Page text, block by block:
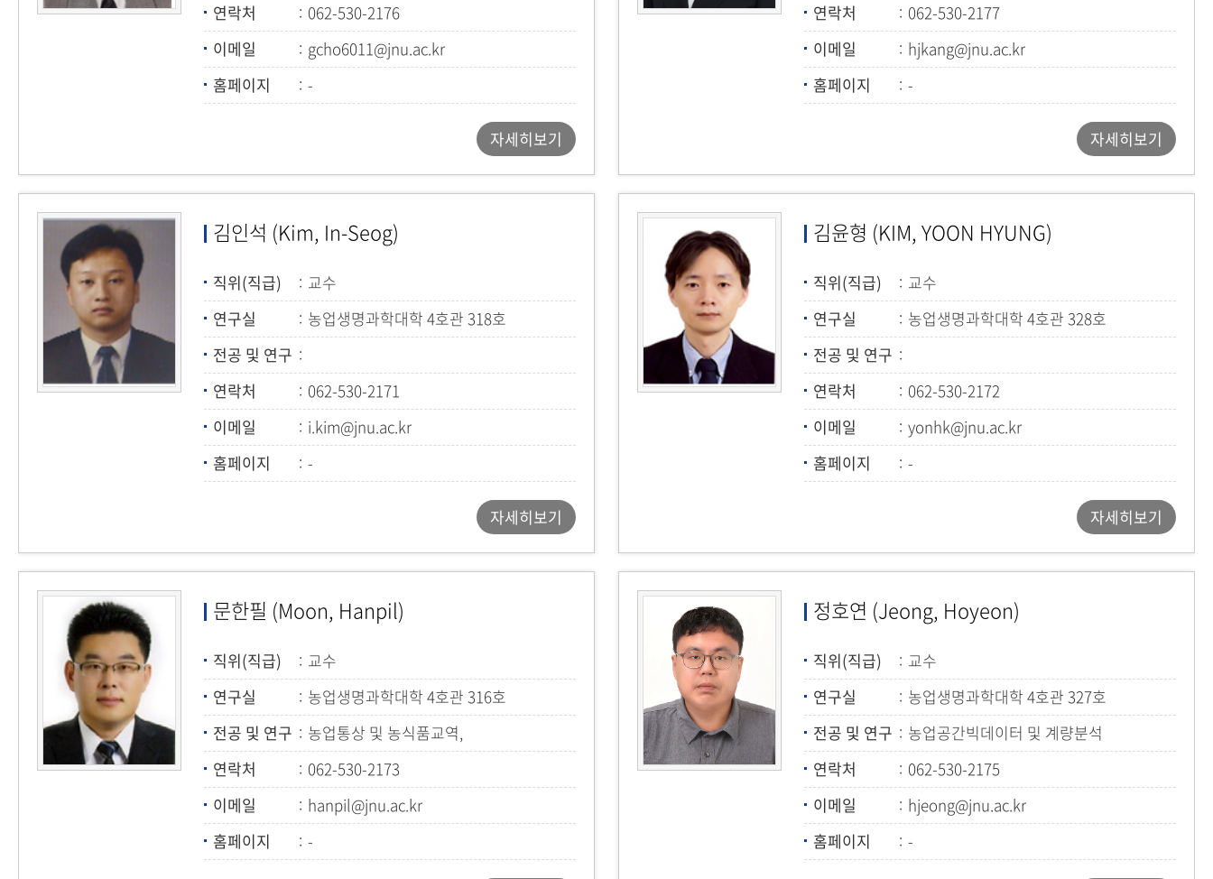
연락처
062-530-2176
이메일
gcho6011@jnu.ac.kr
홈페이지
-
자세히보기
연락처
062-530-2177
이메일
hjkang@jnu.ac.kr
홈페이지
-
자세히보기
김인석 (Kim, In-Seog)
직위(직급)
교수
연구실
농업생명과학대학 4호관 318호
전공 및 연구
연락처
062-530-2171
이메일
i.kim@jnu.ac.kr
홈페이지
-
자세히보기
김윤형 (KIM, YOON HYUNG)
직위(직급)
교수
연구실
농업생명과학대학 4호관 328호
전공 및 연구
연락처
062-530-2172
이메일
yonhk@jnu.ac.kr
홈페이지
-
자세히보기
문한필 (Moon, Hanpil)
직위(직급)
교수
연구실
농업생명과학대학 4호관 316호
전공 및 연구
농업통상 및 농식품교역,
농업경제계량분석
연락처
062-530-2173
이메일
hanpil@jnu.ac.kr
홈페이지
-
정호연 (Jeong, Hoyeon)
직위(직급)
교수
연구실
농업생명과학대학 4호관 327호
전공 및 연구
농업공간빅데이터 및 계량분석
연락처
062-530-2175
이메일
hjeong@jnu.ac.kr
홈페이지
-